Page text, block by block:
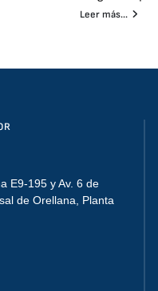
Leer más...
E9-195 y Av. 6 de
de Orellana, Planta